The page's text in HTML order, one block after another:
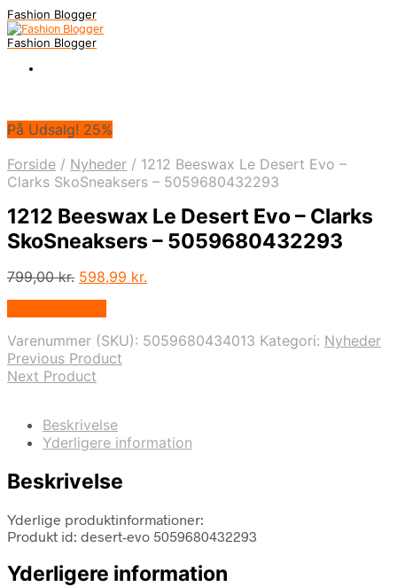
Fashion Blogger
Fashion Blogger
På Udsalg! 25%
Forside / Nyheder / 1212 Beeswax Le Desert Evo –
Clarks SkoSneaksers – 5059680432293
1212 Beeswax Le Desert Evo – Clarks
SkoSneaksers – 5059680432293
799,00kr. Den
799,00 kr..
598,99 kr.
598,99 kr..
Varenummer (SKU): 5059680434013 Kategori: Nyheder
Previous Product
Next Product
Beskrivelse
Yderligere information
Beskrivelse
Yderlige produktinformationer:
Produkt id: desert-evo 5059680432293
Yderligere information